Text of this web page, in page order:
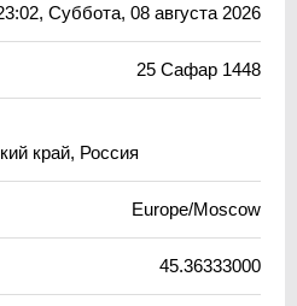
, Суббота, 08 августа 2026
25 Сафар 1448
край, Россия
Europe/Moscow
45.36333000